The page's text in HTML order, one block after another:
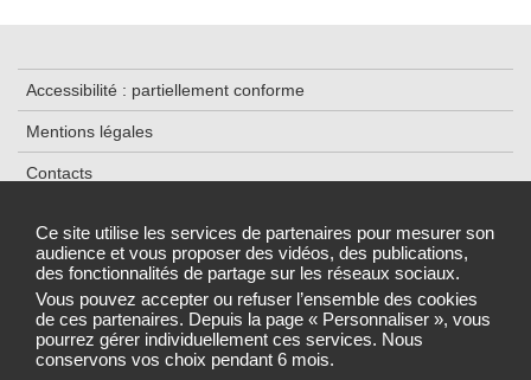
Ce site utilise les services de partenaires pour mesurer son
audience et vous proposer des vidéos, des publications,
des fonctionnalités de partage sur les réseaux sociaux.
Vous pouvez accepter ou refuser l’ensemble des cookies
de ces partenaires. Depuis la page « Personnaliser », vous
pourrez gérer individuellement ces services. Nous
conservons vos choix pendant 6 mois.
Accessibilité : partiellement conforme
Mentions légales
Contacts
Traitement de données
Gestion des cookies